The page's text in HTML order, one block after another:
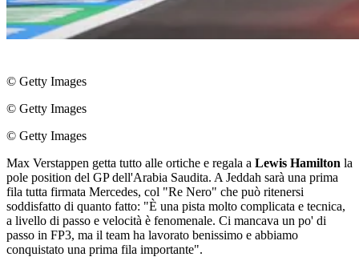
© Getty Images
© Getty Images
© Getty Images
Max Verstappen getta tutto alle ortiche e regala a Lewis Hamilton la
pole position del GP dell'Arabia Saudita. A Jeddah sarà una prima
fila tutta firmata Mercedes, col "Re Nero" che può ritenersi
soddisfatto di quanto fatto: "È una pista molto complicata e tecnica,
a livello di passo e velocità è fenomenale. Ci mancava un po' di
passo in FP3, ma il team ha lavorato benissimo e abbiamo
conquistato una prima fila importante".